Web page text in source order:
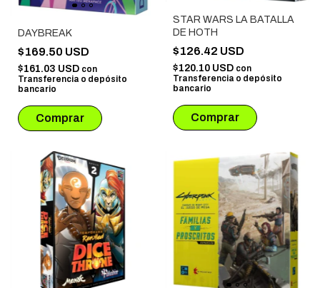
DAYBREAK
$169.50 USD
$161.03 USD con
Transferencia o depósito
bancario
STAR WARS LA BATALLA
DE HOTH
$126.42 USD
$120.10 USD con
Transferencia o depósito
bancario